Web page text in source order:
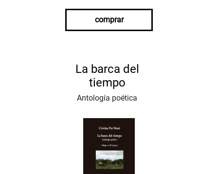
comprar
La barca del
tiempo
Antología poética